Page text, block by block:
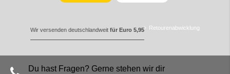
Wir versenden deutschlandweit für Euro 5,95 Retourenabwicklung
Du hast Fragen? Gerne stehen wir dir